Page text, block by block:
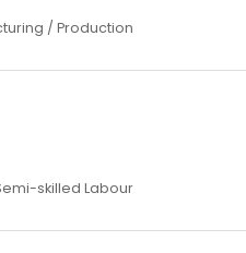
/ Production
skilled Labour